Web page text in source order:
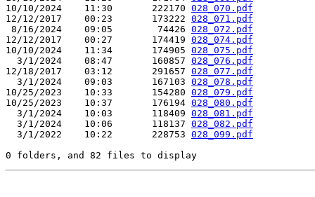
10/10/2024    11:30       222170 028_070.pdf
12/12/2017    00:23       173222 028_071.pdf
8/16/2024    09:05        74426 028_072.pdf
12/12/2017    00:27       174419 028_074.pdf
10/10/2024    11:34       174905 028_075.pdf
3/1/2024    08:47       160857 028_076.pdf
12/18/2017    03:12       291657 028_077.pdf
3/1/2024    09:03       167103 028_078.pdf
10/25/2023    10:33       154280 028_079.pdf
10/25/2023    10:37       176194 028_080.pdf
3/1/2024    10:03       118409 028_081.pdf
3/1/2024    10:06       118137 028_082.pdf
3/1/2022    10:22       228753 028_099.pdf
0 folders, and 82 files to display